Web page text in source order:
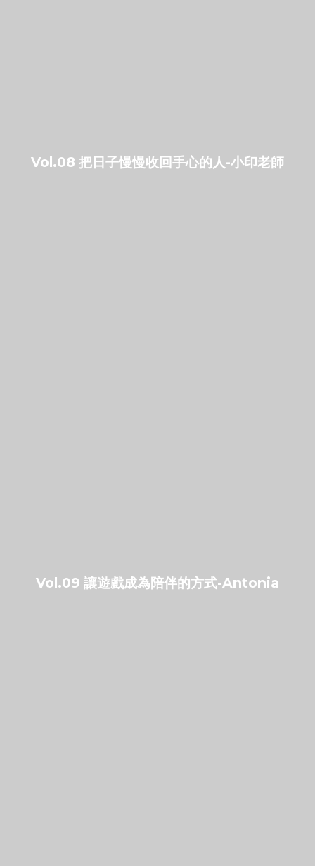
Vol.08 把日子慢慢收回手心的人-小印老師
Vol.09 讓遊戲成為陪伴的方式-Antonia